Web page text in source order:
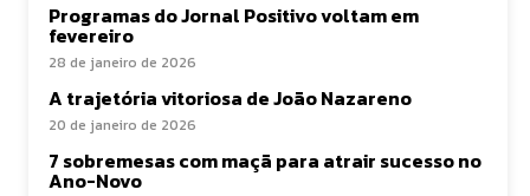
Programas do Jornal Positivo voltam em
fevereiro
28 de janeiro de 2026
A trajetória vitoriosa de João Nazareno
20 de janeiro de 2026
7 sobremesas com maçã para atrair sucesso no
Ano-Novo